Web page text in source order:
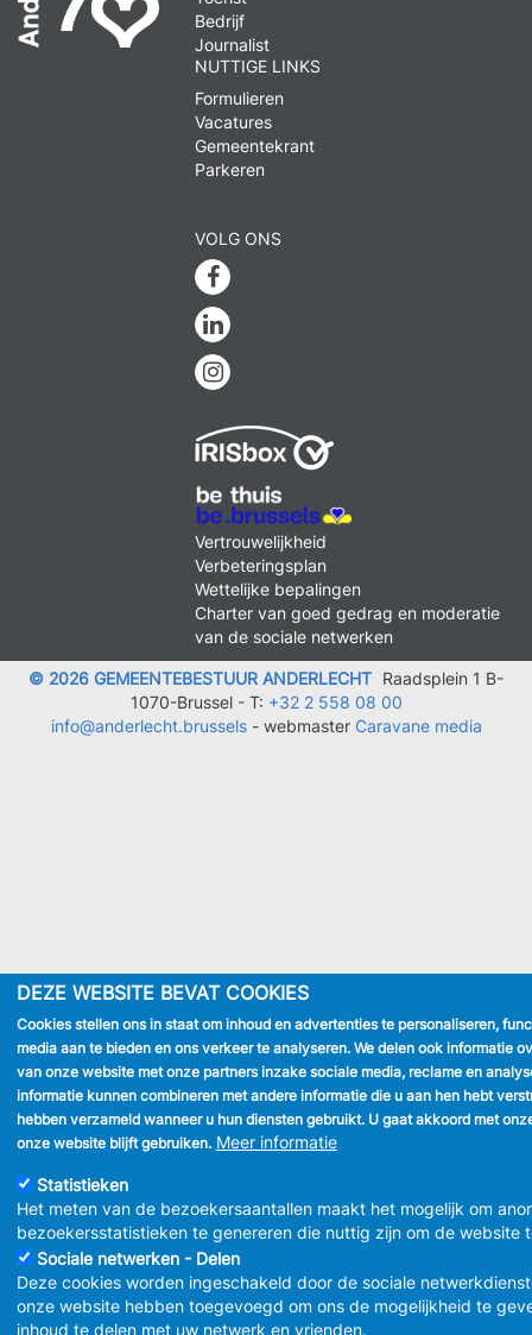
Bedrijf
Journalist
NUTTIGE LINKS
Formulieren
Vacatures
Gemeentekrant
Parkeren
VOLG ONS
Facebook
Linkedin
Instagram
MENU
FOOTER
LEGAL
Vertrouwelijkheid
Verbeteringsplan
Wettelijke bepalingen
Charter van goed gedrag en moderatie
van de sociale netwerken
© 2026 GEMEENTEBESTUUR ANDERLECHT Raadsplein 1 B-
1070-Brussel - T: +32 2 558 08 00
info@anderlecht.brussels- webmaster Caravane media
DEZE WEBSITE BEVAT COOKIES
Cookies stellen ons in staat om inhoud en advertenties te personaliseren,
media aan te bieden en ons verkeer te analyseren. We delen ook informatie
van onze website met onze partners inzake sociale media, reclame en
informatie kunnen combineren met andere informatie die u aan hen hebt
hebben verzameld wanneer u hun diensten gebruikt. U gaat akkoord met
onze website blijft gebruiken. Meer informatie
Statistieken
Het meten van de bezoekersaantallen maakt het mogelijk om
bezoekersstatistieken te genereren die nuttig zijn om de website
Sociale netwerken - Delen
Deze cookies worden ingeschakeld door de sociale
onze website hebben toegevoegd om ons de mogelijkheid te
inhoud te delen met uw netwerk en vrienden.